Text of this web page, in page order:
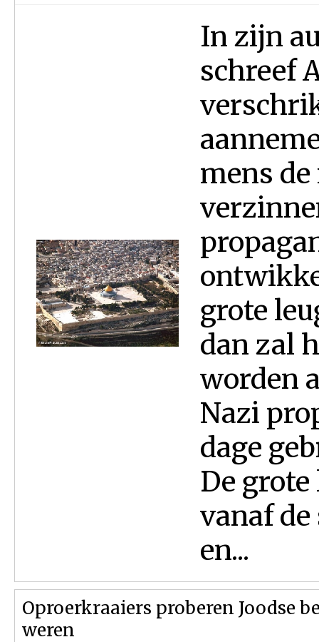
In zijn
schreef
mens
grote
dan zal
worden
Nazi
dage
De
vanaf
en...
Oproerkraaiers proberen Joodse
weren